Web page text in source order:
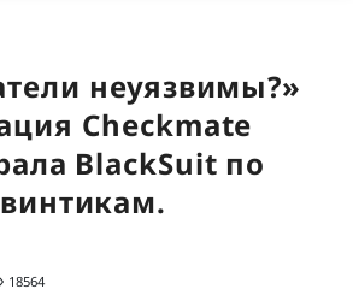
неуязвимы?»
Checkmate
BlackSuit по
винтикам.
18564